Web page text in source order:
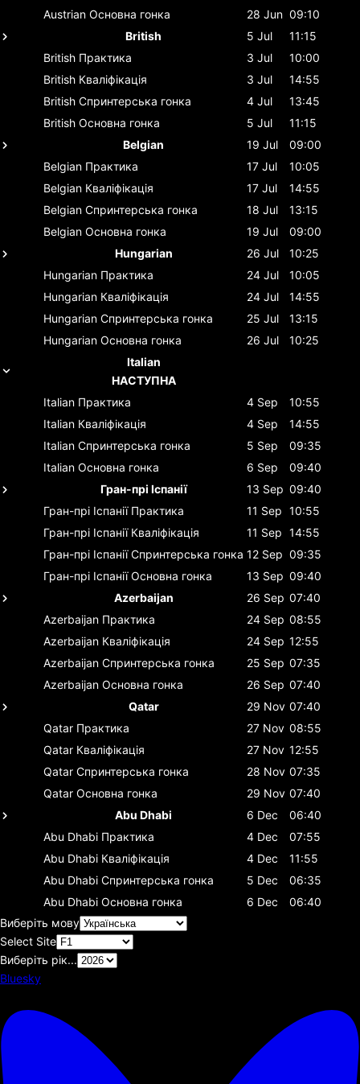
Austrian Основна гонка 28 Jun 09:10
British
5 Jul
11:15
British Практика 3 Jul
10:00
British Кваліфікація 3 Jul
14:55
British Спринтерська гонка 4 Jul
13:45
British Основна гонка 5 Jul
11:15
Belgian
19 Jul
09:00
Belgian Практика 17 Jul
10:05
Belgian Кваліфікація 17 Jul
14:55
Belgian Спринтерська гонка 18 Jul
13:15
Belgian Основна гонка 19 Jul
09:00
Hungarian
26 Jul
10:25
Hungarian Практика 24 Jul
10:05
Hungarian Кваліфікація 24 Jul
14:55
Hungarian Спринтерська гонка 25 Jul
13:15
Hungarian Основна гонка 26 Jul
10:25
Italian
НАСТУПНА
Italian Практика 4 Sep
10:55
Italian Кваліфікація 4 Sep
14:55
Italian Спринтерська гонка 5 Sep
09:35
Italian Основна гонка 6 Sep
09:40
Гран-прі Іспанії
13 Sep 09:40
Гран-прі Іспанії Практика 11 Sep 10:55
Гран-прі Іспанії Кваліфікація 11 Sep 14:55
Гран-прі Іспанії Спринтерська гонка 12 Sep 09:35
Гран-прі Іспанії Основна гонка 13 Sep 09:40
Azerbaijan
26 Sep 07:40
Azerbaijan Практика 24 Sep 08:55
Azerbaijan Кваліфікація 24 Sep 12:55
Azerbaijan Спринтерська гонка 25 Sep 07:35
Azerbaijan Основна гонка 26 Sep 07:40
Qatar
29 Nov 07:40
Qatar Практика 27 Nov 08:55
Qatar Кваліфікація 27 Nov 12:55
Qatar Спринтерська гонка 28 Nov 07:35
Qatar Основна гонка 29 Nov 07:40
Abu Dhabi
6 Dec
06:40
Abu Dhabi Практика 4 Dec
07:55
Abu Dhabi Кваліфікація 4 Dec
11:55
Abu Dhabi Спринтерська гонка 5 Dec
06:35
Abu Dhabi Основна гонка 6 Dec
06:40
Виберіть мову
Select Site
Виберіть рік...
Bluesky